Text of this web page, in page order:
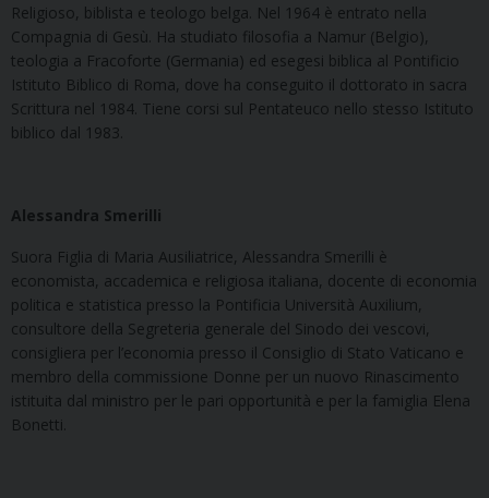
Religioso, biblista e teologo belga. Nel 1964 è entrato nella
Compagnia di Gesù. Ha studiato filosofia a Namur (Belgio),
teologia a Fracoforte (Germania) ed esegesi biblica al Pontificio
Istituto Biblico di Roma, dove ha conseguito il dottorato in sacra
Scrittura nel 1984. Tiene corsi sul Pentateuco nello stesso Istituto
biblico dal 1983.
Alessandra Smerilli
Suora Figlia di Maria Ausiliatrice, Alessandra Smerilli è
economista, accademica e religiosa italiana, docente di economia
politica e statistica presso la Pontificia Università Auxilium,
consultore della Segreteria generale del Sinodo dei vescovi,
consigliera per l’economia presso il Consiglio di Stato Vaticano e
membro della commissione Donne per un nuovo Rinascimento
istituita dal ministro per le pari opportunità e per la famiglia Elena
Bonetti.